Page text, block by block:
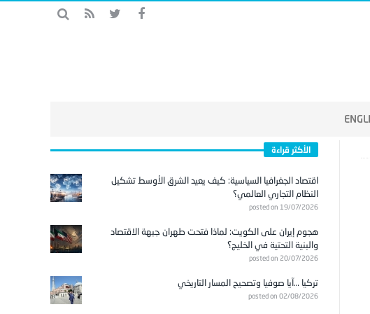
الأكثر قراءة
اقتصاد الجغرافيا السياسية: كيف يعيد الشرق الأوسط تشكيل
النظام التجاري العالمي؟
posted on 19/07/2026
هجوم إيران على الكويت: لماذا فتحت طهران جبهة الاقتصاد
والبنية التحتية في الخليج؟
posted on 20/07/2026
تركيا …آيا صوفيا وتصحيح المسار التاريخي
posted on 02/08/2026